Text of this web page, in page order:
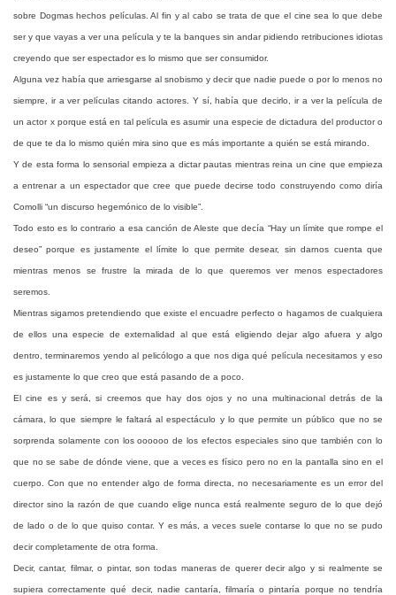
sobre Dogmas hechos películas. Al fin y al cabo se trata de que el cine sea lo que debe
ser y que vayas a ver una película y te la banques sin andar pidiendo retribuciones idiotas
creyendo que ser espectador es lo mismo que ser consumidor.
Alguna vez había que arriesgarse al snobismo y decir que nadie puede o por lo menos no
siempre, ir a ver películas citando actores. Y sí, había que decirlo, ir a ver la película de
un actor x porque está en tal película es asumir una especie de dictadura del productor o
de que te da lo mismo quién mira sino que es más importante a quién se está mirando.
Y de esta forma lo sensorial empieza a dictar pautas mientras reina un cine que empieza
a entrenar a un espectador que cree que puede decirse todo construyendo como diría
Comolli “un discurso hegemónico de lo visible”.
Todo esto es lo contrario a esa canción de Aleste que decía “Hay un límite que rompe el
deseo” porque es justamente el límite lo que permite desear, sin darnos cuenta que
mientras menos se frustre la mirada de lo que queremos ver menos espectadores
seremos.
Mientras sigamos pretendiendo que existe el encuadre perfecto o hagamos de cualquiera
de ellos una especie de externalidad al que está eligiendo dejar algo afuera y algo
dentro, terminaremos yendo al pelicólogo a que nos diga qué película necesitamos y eso
es justamente lo que creo que está pasando de a poco.
El cine es y será, si creemos que hay dos ojos y no una multinacional detrás de la
cámara, lo que siempre le faltará al espectáculo y lo que permite un público que no se
sorprenda solamente con los oooooo de los efectos especiales sino que también con lo
que no se sabe de dónde viene, que a veces es físico pero no en la pantalla sino en el
cuerpo. Con que no entender algo de forma directa, no necesariamente es un error del
director sino la razón de que cuando elige nunca está realmente seguro de lo que dejó
de lado o de lo que quiso contar. Y es más, a veces suele contarse lo que no se pudo
decir completamente de otra forma.
Decir, cantar, filmar, o pintar, son todas maneras de querer decir algo y si realmente se
supiera correctamente qué decir, nadie cantaría, filmaría o pintaría porque no tendría